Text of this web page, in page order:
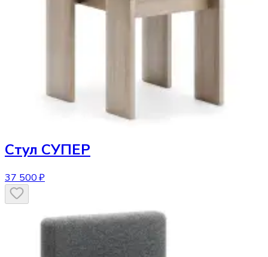
Стул СУПЕР
37 500 ₽